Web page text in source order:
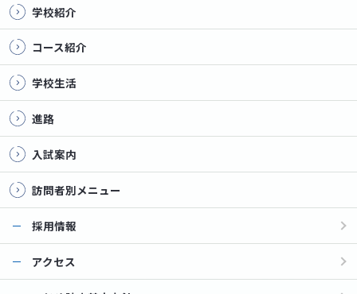
学校紹介
コース紹介
学校生活
進路
入試案内
訪問者別メニュー
採用情報
アクセス